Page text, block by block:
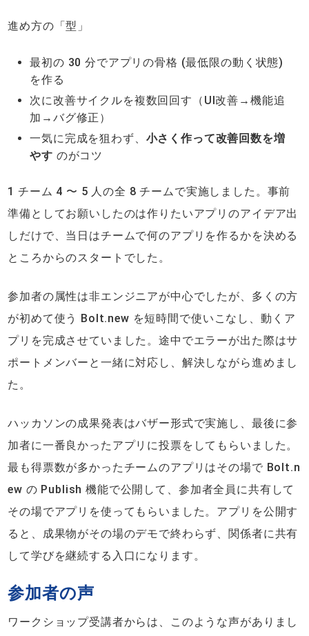
進め方の「型」
最初の 30 分でアプリの骨格 (最低限の動く状態)
を作る
次に改善サイクルを複数回回す（UI改善→機能追
加→バグ修正）
一気に完成を狙わず、 小さく作って改善回数を増
やす のがコツ
1 チーム 4 〜 5 人の全 8 チームで実施しました。事前
準備としてお願いしたのは作りたいアプリのアイデア出
しだけで、当日はチームで何のアプリを作るかを決める
ところからのスタートでした。
参加者の属性は非エンジニアが中心でしたが、多くの方
が初めて使う Bolt.new を短時間で使いこなし、動くア
プリを完成させていました。途中でエラーが出た際はサ
ポートメンバーと一緒に対応し、解決しながら進めまし
た。
ハッカソンの成果発表はバザー形式で実施し、最後に参
加者に一番良かったアプリに投票をしてもらいました。
最も得票数が多かったチームのアプリはその場で Bolt.n
ew の Publish 機能で公開して、参加者全員に共有して
その場でアプリを使ってもらいました。アプリを公開す
ると、成果物がその場のデモで終わらず、関係者に共有
して学びを継続する入口になります。
参加者の声
ワークショップ受講者からは、このような声がありまし